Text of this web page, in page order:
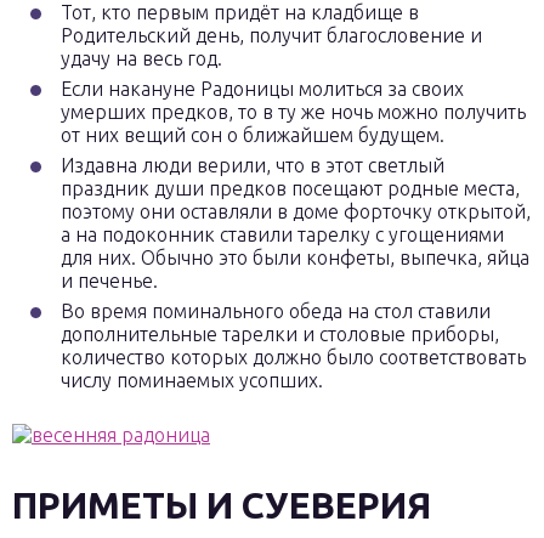
Тот, кто первым придёт на кладбище в
Родительский день, получит благословение и
удачу на весь год.
Если накануне Радоницы молиться за своих
умерших предков, то в ту же ночь можно получить
от них вещий сон о ближайшем будущем.
Издавна люди верили, что в этот светлый
праздник души предков посещают родные места,
поэтому они оставляли в доме форточку открытой,
а на подоконник ставили тарелку с угощениями
для них. Обычно это были конфеты, выпечка, яйца
и печенье.
Во время поминального обеда на стол ставили
дополнительные тарелки и столовые приборы,
количество которых должно было соответствовать
числу поминаемых усопших.
ПРИМЕТЫ И СУЕВЕРИЯ